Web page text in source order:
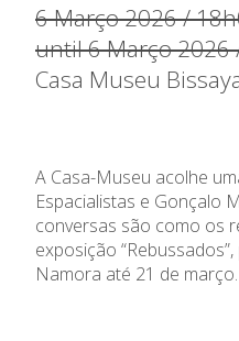
6 Março 2026 /
until 6 Março 2026
Casa Museu
A Casa-Museu acolhe
Espacialistas e Gonçalo
conversas são como os
exposição
Namora até 21 de março.